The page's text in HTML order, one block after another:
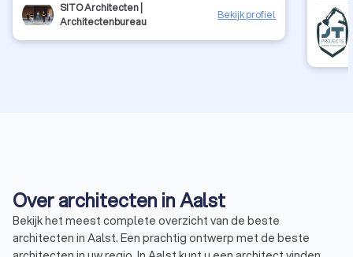
SITO Architecten |
Architectenbureau
Bekijk profiel
Over architecten in Aalst
Bekijk het meest complete overzicht van de beste
architecten in Aalst. Een prachtig ontwerp met de beste